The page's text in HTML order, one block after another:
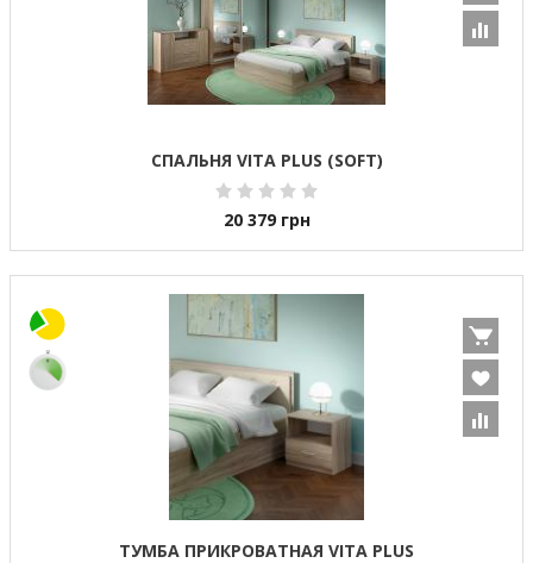
СПАЛЬНЯ VITA PLUS (SOFT)
20 379 грн
ТУМБА ПРИКРОВАТНАЯ VITA PLUS